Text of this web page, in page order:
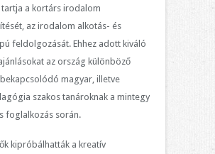
a kortárs irodalom
az irodalom alkotás- és
feldolgozását. Ehhez adott kiváló
az ország különböző
magyar, illetve
szakos tanároknak a mintegy
foglalkozás során.
kipróbálhatták a kreatív